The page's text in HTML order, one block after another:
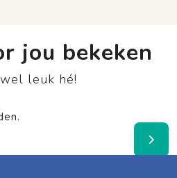
jou bekeken
leuk hé!